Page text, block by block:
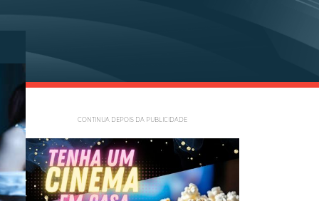
CONTINUA DEPOIS DA PUBLICIDADE